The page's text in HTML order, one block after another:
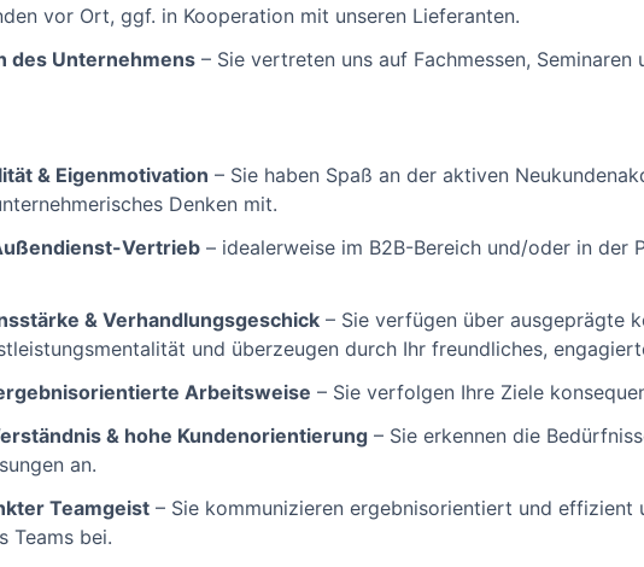
vor Ort, ggf. in Kooperation mit unseren Lieferanten.
des Unternehmens – Sie vertreten uns auf Fachmessen, Seminaren
& Eigenmotivation – Sie haben Spaß an der aktiven
Denken mit.
Vertrieb – idealerweise im B2B-Bereich und/oder in der
& Verhandlungsgeschick – Sie verfügen über ausgeprägte
und überzeugen durch Ihr freundliches,
Arbeitsweise – Sie verfolgen Ihre Ziele
& hohe Kundenorientierung – Sie erkennen die
an.
Teamgeist – Sie kommunizieren ergebnisorientiert und effizient
Teams bei.